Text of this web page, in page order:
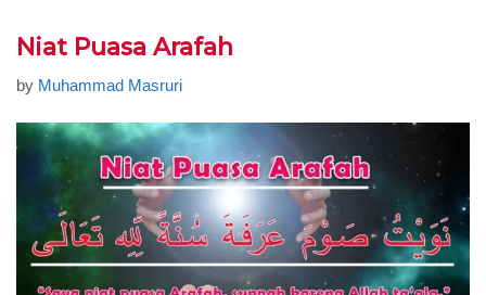
Niat Puasa Arafah
by Muhammad Masruri